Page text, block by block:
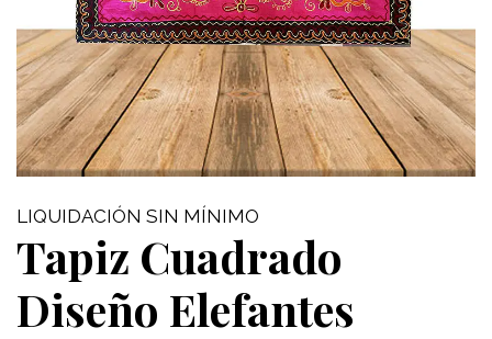
LIQUIDACIÓN SIN MÍNIMO
Tapiz Cuadrado
Diseño Elefantes